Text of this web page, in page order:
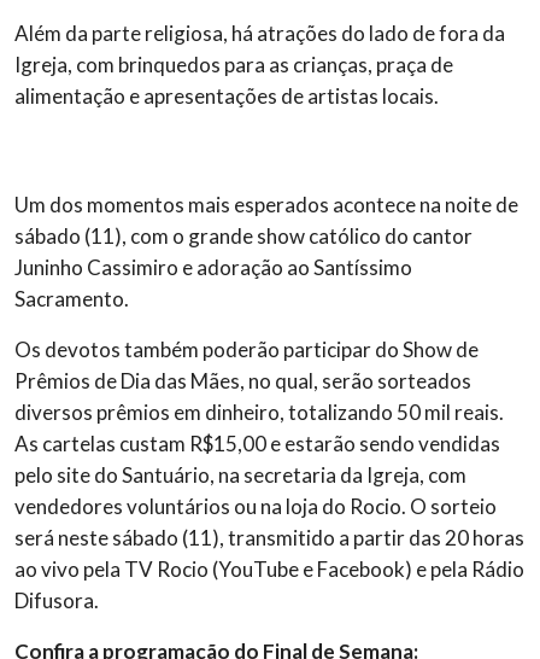
Além da parte religiosa, há atrações do lado de fora da
Igreja, com brinquedos para as crianças, praça de
alimentação e apresentações de artistas locais.
Um dos momentos mais esperados acontece na noite de
sábado (11), com o grande show católico do cantor
Juninho Cassimiro e adoração ao Santíssimo
Sacramento.
Os devotos também poderão participar do Show de
Prêmios de Dia das Mães, no qual, serão sorteados
diversos prêmios em dinheiro, totalizando 50 mil reais.
As cartelas custam R$15,00 e estarão sendo vendidas
pelo site do Santuário, na secretaria da Igreja, com
vendedores voluntários ou na loja do Rocio. O sorteio
será neste sábado (11), transmitido a partir das 20 horas
ao vivo pela TV Rocio (YouTube e Facebook) e pela Rádio
Difusora.
Confira a programação do Final de Semana: